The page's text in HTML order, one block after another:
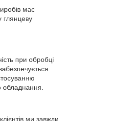
має
глянцеву
при обробці
обладнання.
ми завжди